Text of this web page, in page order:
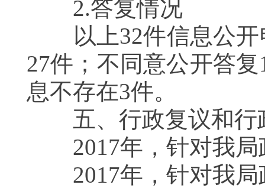
2.答复情况
以上32件信息公开
27件；不同意公开答
息不存在3件。
五、行政复议和行
2017年，针对我局
2017年，针对我局